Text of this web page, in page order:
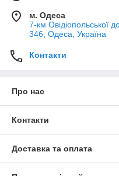
м. Одеса
7-км Овідіопольської
346, Одеса, Україна
Контакти
Про нас
Контакти
Доставка та оплата